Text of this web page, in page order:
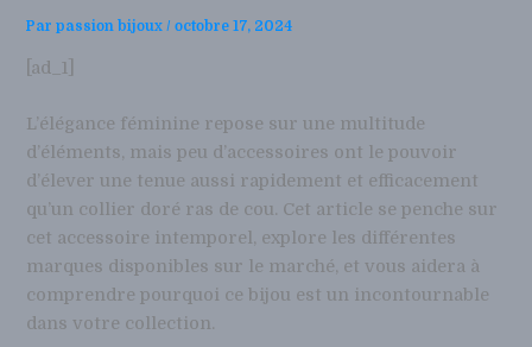
Parpassion bijoux/octobre 17, 2024
[ad_1]
L’élégance féminine repose sur une multitude
d’éléments, mais peu d’accessoires ont le pouvoir
d’élever une tenue aussi rapidement et efficacement
qu’un collier doré ras de cou. Cet article se penche sur
cet accessoire intemporel, explore les différentes
marques disponibles sur le marché, et vous aidera à
comprendre pourquoi ce bijou est un incontournable
dans votre collection.